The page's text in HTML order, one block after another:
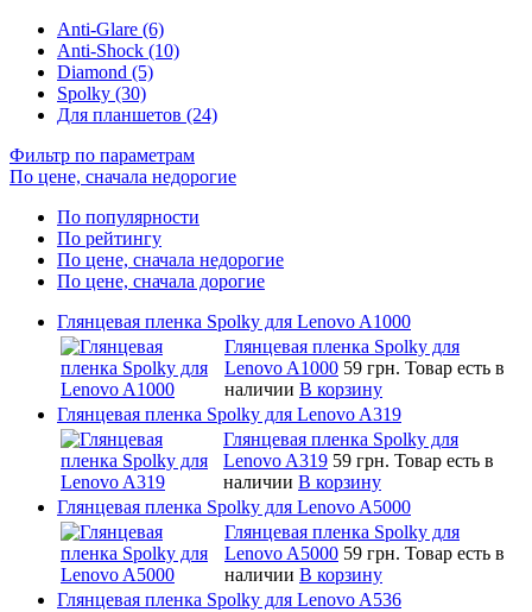
Anti-Glare (6)
Anti-Shock (10)
Diamond (5)
Spolky (30)
Для планшетов (24)
Фильтр по параметрам
По цене, сначала недорогие
По популярности
По рейтингу
По цене, сначала недорогие
По цене, сначала дорогие
Глянцевая пленка Spolky для Lenovo A1000
Глянцевая пленка Spolky для
Lenovo A1000 59 грн. Товар есть в
наличии В корзину
Глянцевая пленка Spolky для Lenovo A319
Глянцевая пленка Spolky для
Lenovo A319 59 грн. Товар есть в
наличии В корзину
Глянцевая пленка Spolky для Lenovo A5000
Глянцевая пленка Spolky для
Lenovo A5000 59 грн. Товар есть в
наличии В корзину
Глянцевая пленка Spolky для Lenovo A536